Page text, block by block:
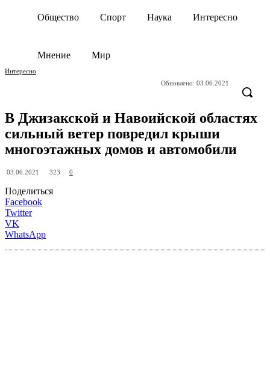
Общество Спорт Наука Интересно
Мнение Мир
Интересно
Обновлено: 03.06.2021
В Джизакской и Навоийской областях
сильный ветер повредил крыши
многоэтажных домов и автомобили
03.06.2021 323 0
Поделиться
Facebook
Twitter
VK
WhatsApp